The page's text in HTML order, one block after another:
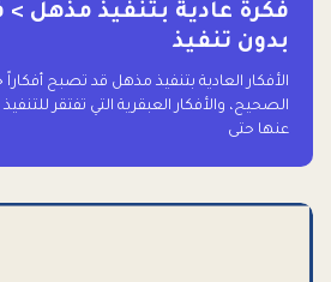
فكرة عادية بتنفيذ مذهل >
بدون تنفيذ
الأفكار العادية بتنفيذ مذهل قد تصبح
الصحيح، والأفكار العبقرية التي تفتقر
عنها حتى